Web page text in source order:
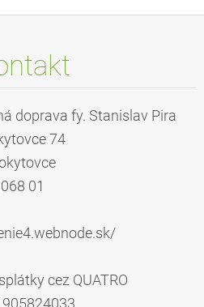
doprava fy. Stanislav Pira
74
068 01
cez QUATRO